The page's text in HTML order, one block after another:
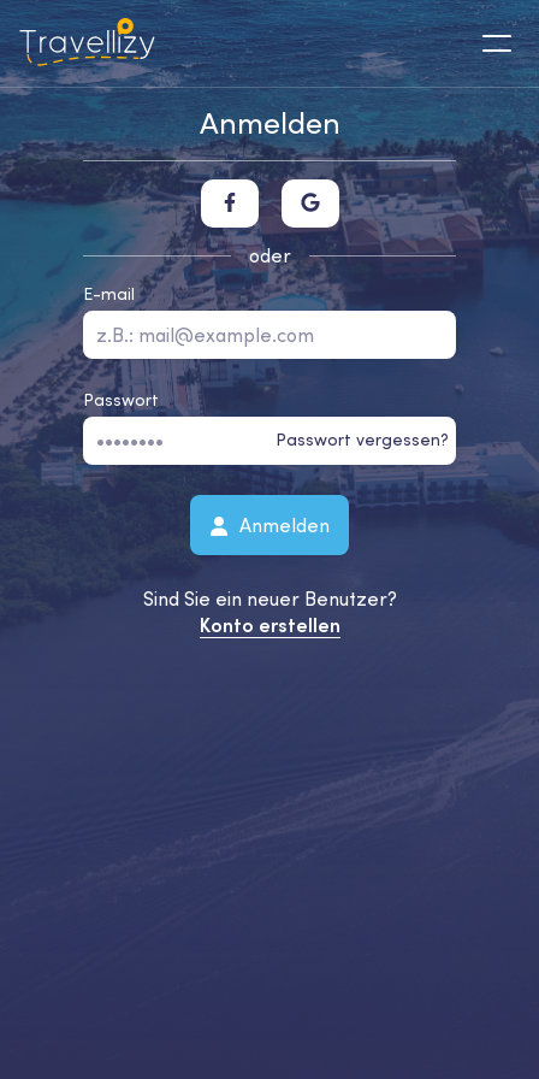
Anmelden
oder
E-mail
Passwort
Passwort vergessen?
Anmelden
Sind Sie ein neuer Benutzer?
Konto erstellen